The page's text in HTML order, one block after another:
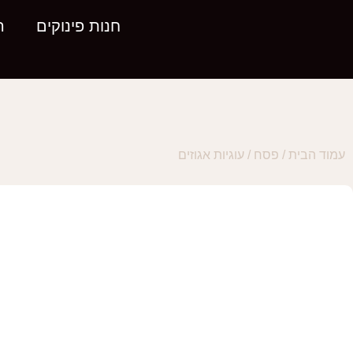
חנות פינוקים
עמוד הבית / פסח / עוגיות אגוזים